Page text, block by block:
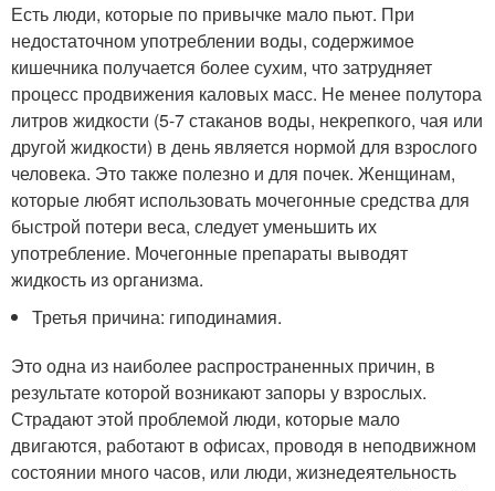
Есть люди, которые по привычке мало пьют. При
недостаточном употреблении воды, содержимое
кишечника получается более сухим, что затрудняет
процесс продвижения каловых масс. Не менее полутора
литров жидкости (5-7 стаканов воды, некрепкого, чая или
другой жидкости) в день является нормой для взрослого
человека. Это также полезно и для почек. Женщинам,
которые любят использовать мочегонные средства для
быстрой потери веса, следует уменьшить их
употребление. Мочегонные препараты выводят
жидкость из организма.
Третья причина: гиподинамия.
Это одна из наиболее распространенных причин, в
результате которой возникают запоры у взрослых.
Страдают этой проблемой люди, которые мало
двигаются, работают в офисах, проводя в неподвижном
состоянии много часов, или люди, жизнедеятельность